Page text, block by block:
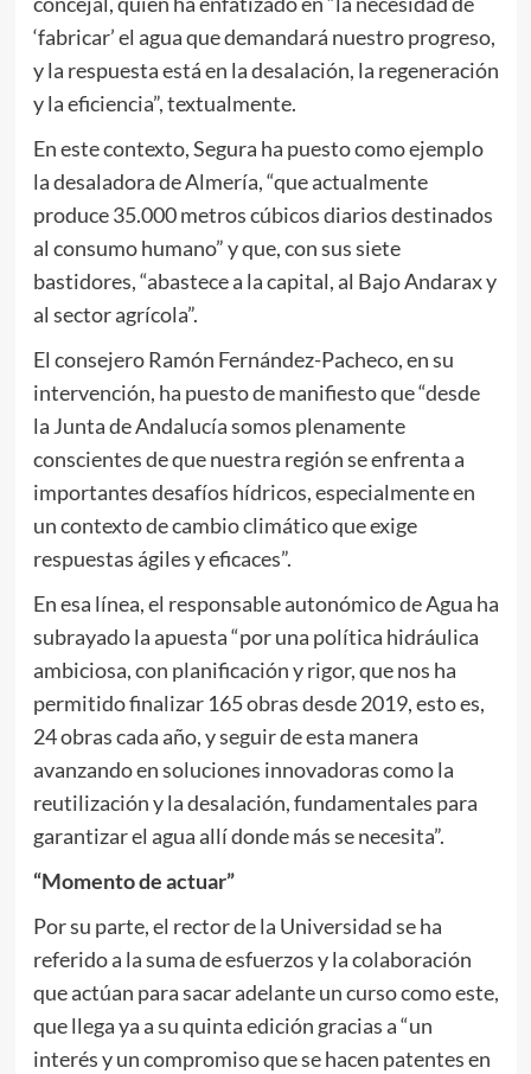
‘fabricar’ el agua que demandará nuestro progreso,
y la respuesta está en la desalación, la regeneración
y la eficiencia”, textualmente.
En este contexto, Segura ha puesto como ejemplo
la desaladora de Almería, “que actualmente
produce 35.000 metros cúbicos diarios destinados
al consumo humano” y que, con sus siete
bastidores, “abastece a la capital, al Bajo Andarax y
al sector agrícola”.
El consejero Ramón Fernández-Pacheco, en su
intervención, ha puesto de manifiesto que “desde
la Junta de Andalucía somos plenamente
conscientes de que nuestra región se enfrenta a
importantes desafíos hídricos, especialmente en
un contexto de cambio climático que exige
respuestas ágiles y eficaces”.
En esa línea, el responsable autonómico de Agua ha
subrayado la apuesta “por una política hidráulica
ambiciosa, con planificación y rigor, que nos ha
permitido finalizar 165 obras desde 2019, esto es,
24 obras cada año, y seguir de esta manera
avanzando en soluciones innovadoras como la
reutilización y la desalación, fundamentales para
garantizar el agua allí donde más se necesita”.
“Momento de actuar”
Por su parte, el rector de la Universidad se ha
referido a la suma de esfuerzos y la colaboración
que actúan para sacar adelante un curso como este,
que llega ya a su quinta edición gracias a “un
interés y un compromiso que se hacen patentes en